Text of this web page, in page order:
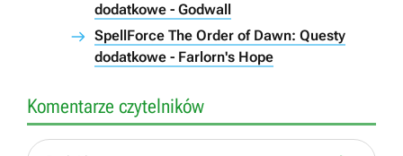
dodatkowe - Godwall
SpellForce The Order of Dawn: Questy
dodatkowe - Farlorn's Hope
Komentarze czytelników